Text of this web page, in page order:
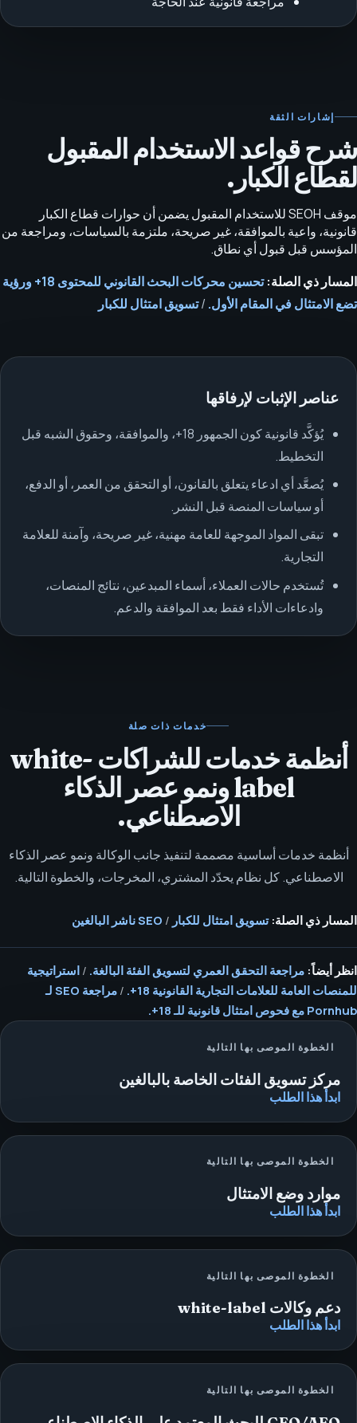
إشارات الثقة
شرح قواعد الاستخدام المقبول
لقطاع الكبار.
موقف SEOH للاستخدام المقبول يضمن أن حوارات قطاع الكبار
قانونية، واعية بالموافقة، غير صريحة، ملتزمة بالسياسات، ومراجعة من
المؤسس قبل قبول أي نطاق.
المسار ذي الصلة:
تحسين محركات البحث القانوني للمحتوى 18+ ورؤية
تضع الامتثال في المقام الأول. /تسويق امتثال للكبار
عناصر الإثبات لإرفاقها
يُؤكَّد قانونية كون الجمهور 18+، والموافقة، وحقوق الشبه قبل
التخطيط.
يُصعَّد أي ادعاء يتعلق بالقانون، أو التحقق من العمر، أو الدفع،
أو سياسات المنصة قبل النشر.
تبقى المواد الموجهة للعامة مهنية، غير صريحة، وآمنة للعلامة
التجارية.
تُستخدم حالات العملاء، أسماء المبدعين، نتائج المنصات،
وادعاءات الأداء فقط بعد الموافقة والدعم.
خدمات ذات صلة
أنظمة خدمات للشراكات white-
label ونمو عصر الذكاء
الاصطناعي.
أنظمة خدمات أساسية مصممة لتنفيذ جانب الوكالة ونمو عصر الذكاء
الاصطناعي. كل نظام يحدّد المشتري، المخرجات، والخطوة التالية.
المسار ذي الصلة: تسويق امتثال للكبار / SEO ناشر البالغين
انظر أيضاً: مراجعة التحقق العمري لتسويق الفئة البالغة. / استراتيجية
للمنصات العامة للعلامات التجارية القانونية 18+.
/
مراجعة SEO لـ
Pornhub مع فحوص امتثال قانونية للـ 18+.
الخطوة الموصى بها التالية
مركز تسويق الفئات الخاصة بالبالغين
ابدأ هذا الطلب
الخطوة الموصى بها التالية
موارد وضع الامتثال
ابدأ هذا الطلب
الخطوة الموصى بها التالية
دعم وكالات white-label
ابدأ هذا الطلب
الخطوة الموصى بها التالية